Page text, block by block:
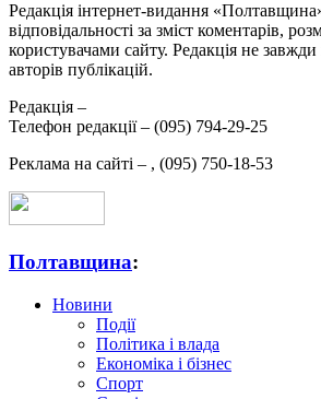
Редакція інтернет-видання
відповідальності за зміст коментарів,
користувачами сайту. Редакція не завжди
авторів публікацій.
Редакція –
Телефон редакції – (095) 794-29-25
Реклама на сайті – , (095) 750-18-53
Полтавщина:
Новини
Події
Політика і влада
Економіка і бізнес
Спорт